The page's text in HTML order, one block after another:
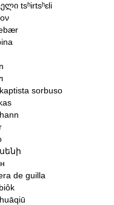
tsʰirtsʰɛli
sorbuso
de guilla
huāqiū